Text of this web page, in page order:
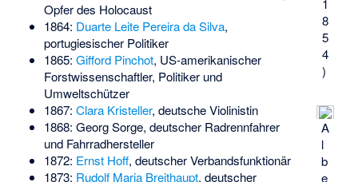
8
5
4
)
A
l
b
e
Opfer des Holocaust
1864: Duarte Leite Pereira da Silva,
portugiesischer Politiker
1865: Gifford Pinchot, US-amerikanischer
Forstwissenschaftler, Politiker und
Umweltschützer
1867: Clara Kristeller, deutsche Violinistin
1868: Georg Sorge, deutscher Radrennfahrer
und Fahrradhersteller
1872: Ernst Hoff, deutscher Verbandsfunktionär
1873: Rudolf Maria Breithaupt, deutscher